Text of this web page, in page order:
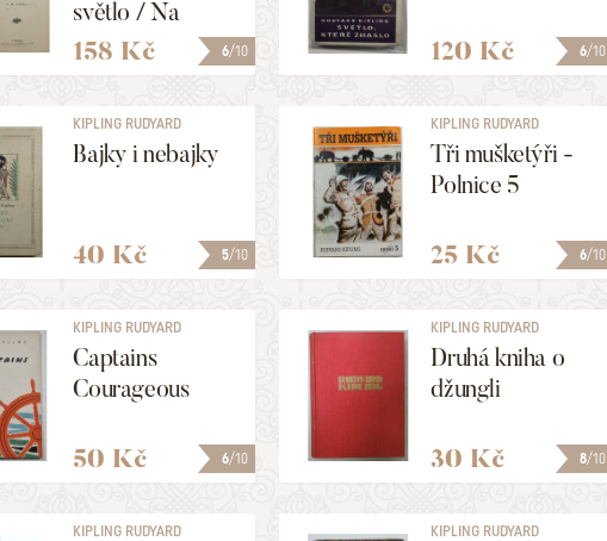
6/10
světlo / Na
dědině
158 Kč 6/10
120 Kč
5/10
KIPLING RUDYARD
Bajky i nebajky
40 Kč 6/10
KIPLING RUDYARD
Tři mušketýři -
Polnice 5
25 Kč
6/10
KIPLING RUDYARD
Captains
Courageous
50 Kč 8/10
KIPLING RUDYARD
Druhá kniha o
džungli
30 Kč
KIPLING RUDYARD KIPLING RUDYARD